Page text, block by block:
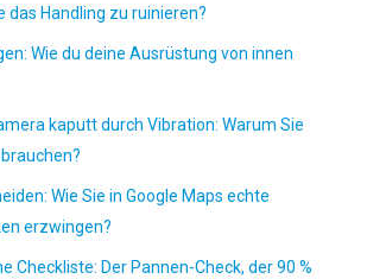
das Handling zu ruinieren?
Wie du deine Ausrüstung von innen
kaputt durch Vibration: Warum Sie
Wie Sie in Google Maps echte
erzwingen?
Checkliste: Der Pannen-Check, der 90 %